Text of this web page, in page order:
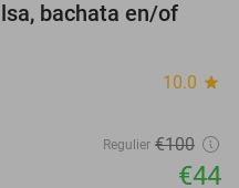
56%
bachata en/of
10.0 star
Regulier €100
€44